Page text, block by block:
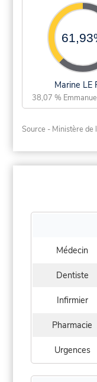
Marine LE
38,07 %
Source - Ministère de
Médecin
Dentiste
Infirmier
Pharmacie
Urgences